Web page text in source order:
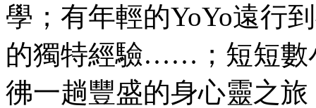
學；有年輕的YoYo遠行
的獨特經驗……；短短數
彿一趟豐盛的身心靈之